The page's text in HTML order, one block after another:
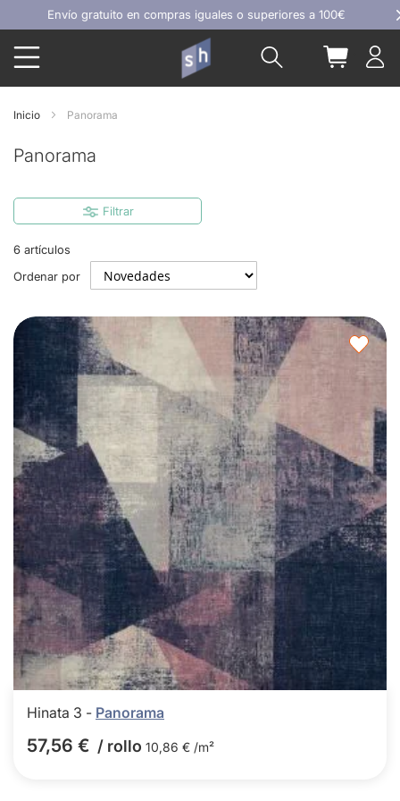
Ir
al
contenido
gratuito en compras iguales o superiores a 100€
Buscar Mi
Inicio Panorama
Panorama
Filtrar
6 artículos
Ordenar por
a
Hinata 3 - Panorama
57,56 € / rollo 10,86 € /m²